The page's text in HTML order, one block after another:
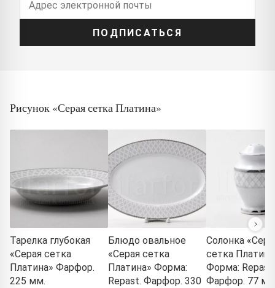
ПОДПИСАТЬСЯ
Рисунок «Серая сетка Платина»
Тарелка глубокая
«Серая сетка
Платина» Фарфор.
225 мм.
Блюдо овальное
«Серая сетка
Платина» Форма:
Repast. Фарфор. 330
Солонка
сетка
Форма: Repast.
Фарфор. 77